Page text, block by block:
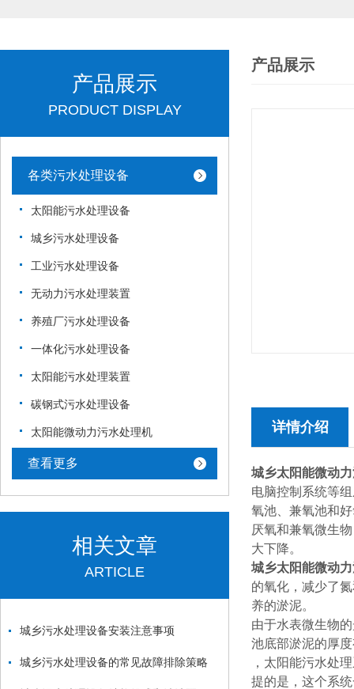
产品展示
PRODUCT DISPLAY
各类污水处理设备
太阳能污水处理设备
城乡污水处理设备
工业污水处理设备
无动力污水处理装置
养殖厂污水处理设备
一体化污水处理设备
太阳能污水处理装置
碳钢式污水处理设备
太阳能微动力污水处理机
查看更多
相关文章
ARTICLE
城乡污水处理设备安装注意事项
城乡污水处理设备的常见故障排除策略
产品展示
详情介绍
城乡太阳能微动
电脑控制系统等
氧池、兼氧池和
厌氧和兼氧微生
大下降。
城乡太阳能微动
的氧化，减少了
养的淤泥。
由于水表微生物
池底部淤泥的厚
， 太阳能污水处
提的是，这个系